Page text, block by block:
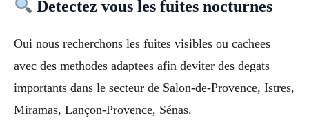
Detectez vous les fuites nocturnes
Oui nous recherchons les fuites visibles ou cachees
avec des methodes adaptees afin deviter des degats
importants dans le secteur de Salon-de-Provence, Istres,
Miramas, Lançon-Provence, Sénas.